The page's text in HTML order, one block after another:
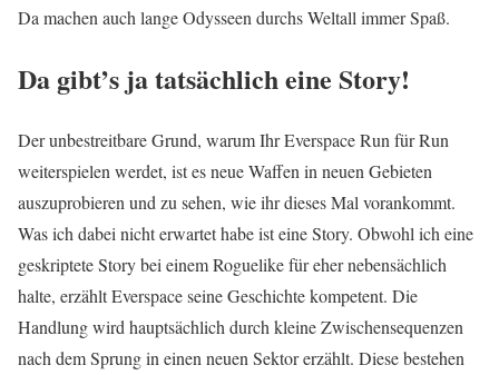
Da machen auch lange Odysseen durchs Weltall immer Spaß.
Da gibt’s ja tatsächlich eine Story!
Der unbestreitbare Grund, warum Ihr Everspace Run für Run
weiterspielen werdet, ist es neue Waffen in neuen Gebieten
auszuprobieren und zu sehen, wie ihr dieses Mal vorankommt.
Was ich dabei nicht erwartet habe ist eine Story. Obwohl ich eine
geskriptete Story bei einem Roguelike für eher nebensächlich
halte, erzählt Everspace seine Geschichte kompetent. Die
Handlung wird hauptsächlich durch kleine Zwischensequenzen
nach dem Sprung in einen neuen Sektor erzählt. Diese bestehen